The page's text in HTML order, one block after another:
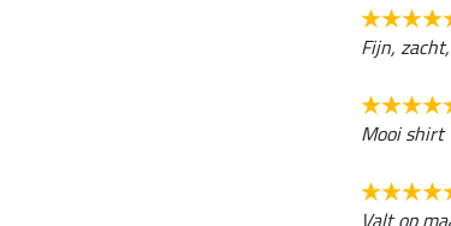
Fijn,
Mooi shirt
Valt op